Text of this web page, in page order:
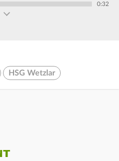
0:32
HSG Wetzlar